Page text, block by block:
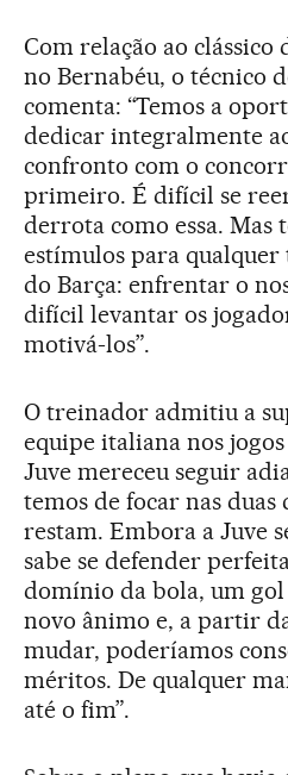
Com relação ao
no Bernabéu, o técnico
comenta: “Temos a
dedicar integralmente
confronto com o
primeiro. É difícil se
derrota como essa. Mas
estímulos para
do Barça: enfrentar o
difícil levantar os
motivá-los”.
O treinador admitiu a
equipe italiana nos
Juve mereceu seguir
temos de focar nas duas
restam. Embora a Juve
sabe se defender
domínio da bola, um
novo ânimo e, a partir
mudar, poderíamos
méritos. De qualquer
até o fim”.